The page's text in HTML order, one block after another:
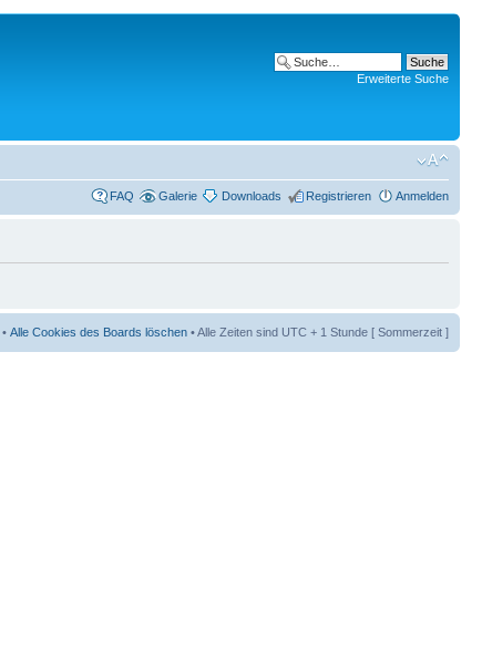
Erweiterte Suche
FAQ Galerie Downloads Registrieren Anmelden
• Alle Cookies des Boards löschen • Alle Zeiten sind UTC + 1 Stunde [ Sommerzeit ]